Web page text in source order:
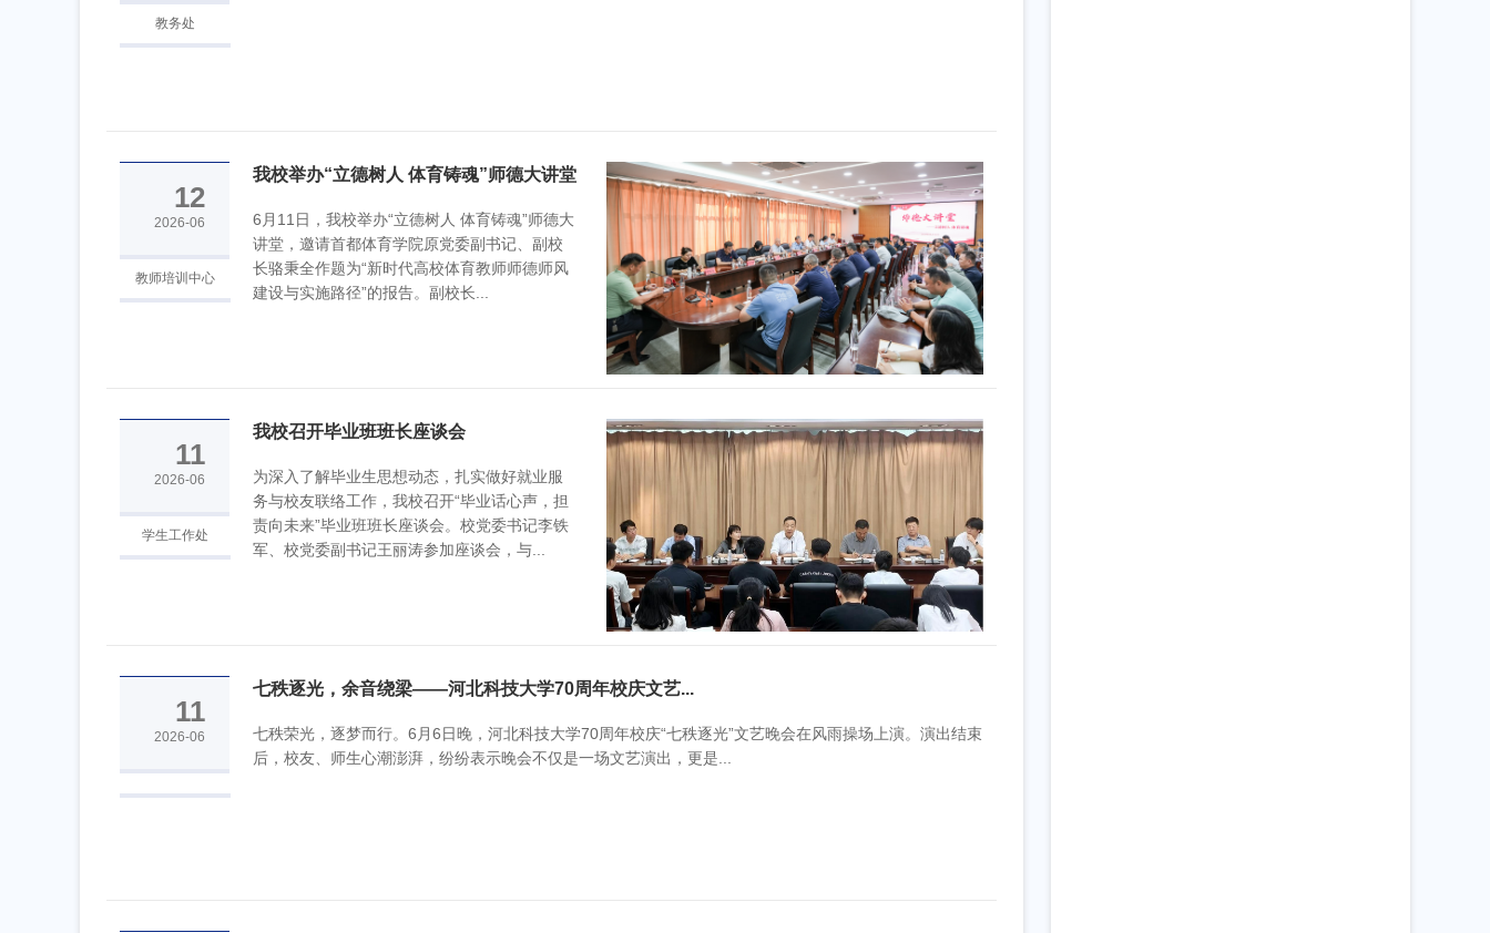
教务处
12
2026-06
教师培训中心
我校举办“立德树人 体育铸魂”师德大讲堂
6月11日，我校举办“立德树人 体育铸魂”师德大
讲堂，邀请首都体育学院原党委副书记、副校
长骆秉全作题为“新时代高校体育教师师德师风
建设与实施路径”的报告。副校长...
11
2026-06
学生工作处
我校召开毕业班班长座谈会
为深入了解毕业生思想动态，扎实做好就业服
务与校友联络工作，我校召开“毕业话心声，担
责向未来”毕业班班长座谈会。校党委书记李铁
军、校党委副书记王丽涛参加座谈会，与...
11
2026-06
七秩逐光，余音绕梁——河北科技大学70周年校庆文艺...
七秩荣光，逐梦而行。6月6日晚，河北科技大学70周年校庆“七秩逐光”文艺晚会在风雨操场上演。演出结束
后，校友、师生心潮澎湃，纷纷表示晚会不仅是一场文艺演出，更是...